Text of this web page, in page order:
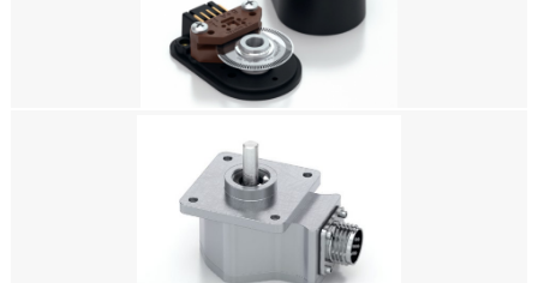
美国US DIGITAL 透射式光学编码器模块EM2
美国US DIGITAL E5 光学套件编码器